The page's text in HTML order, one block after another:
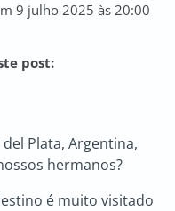
9 julho 2025 às 20:00
post:
Plata, Argentina,
hermanos?
é muito visitado